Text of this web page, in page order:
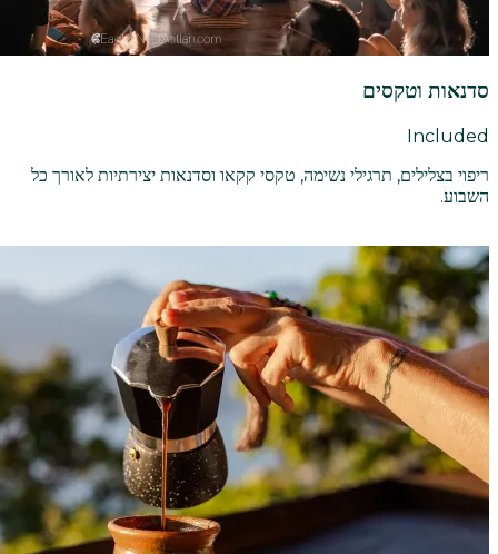
סדנאות וטקסים
Included
ריפוי בצלילים, תרגילי נשימה, טקסי קקאו וסדנאות יצירתיות לאורך כל
השבוע.